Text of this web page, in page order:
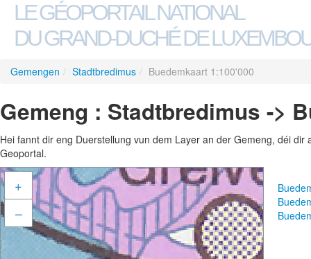
LE GÉOPORTAIL NATIONAL
DU GRAND-DUCHÉ DE
Gemengen / Stadtbredimus / Buedemkaart 1:100'000
Gemeng : Stadtbredimus ->
Hei fannt dir eng Duerstellung vun dem Layer an der Gemeng, déi
Geoportal.
+
–